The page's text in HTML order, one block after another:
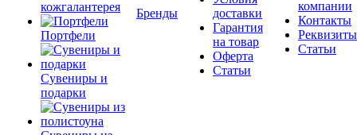
кожгалантерея
Портфели
Сувениры и
подарки
Бренды
доставки
Гарантия
на товар
Оферта
Статьи
компании
Контакты
Реквизиты
Статьи